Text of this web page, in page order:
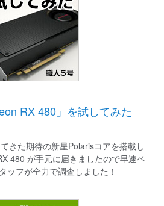
RX 480」を試してみた
きた期待の新星Polarisコアを搭載し
480 が手元に届きましたので早速ベ
ッフが全力で調査しました！